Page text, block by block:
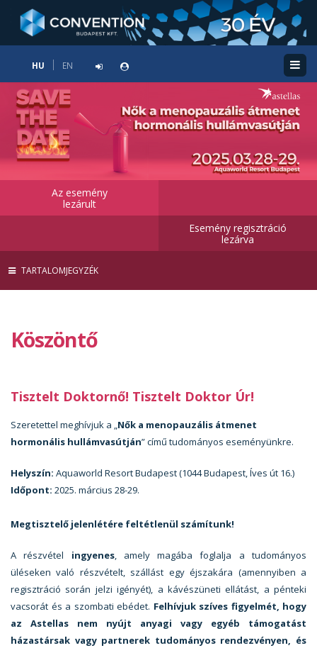
HU EN
Az esemény
lezárult
Esemény regisztráció
lezárva
TARTALOMJEGYZÉK
Köszöntő
Tisztelt Doktornő! Tisztelt Doktor Úr!
Szeretettel meghívjuk a „Nők a menopauzális átmenet
hormonális hullámvasútján” című tudományos eseményünkre.
Helyszín: Aquaworld Resort Budapest (1044 Budapest, Íves út 16.)
Időpont: 2025. március 28-29.
Megtisztelő jelenlétére feltétlenül számítunk!
A részvétel ingyenes, amely magába foglalja a tudományos
üléseken való részvételt, szállást egy éjszakára (amennyiben a
regisztráció során jelzi igényét), a kávészüneti ellátást, a pénteki
vacsorát és a szombati ebédet. Felhívjuk szíves figyelmét, hogy
az Astellas nem nyújt anyagi vagy egyéb támogatást
házastársak vagy partnerek tudományos rendezvényen, és